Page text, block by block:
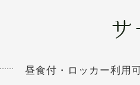
昼食付・ロッカー利用